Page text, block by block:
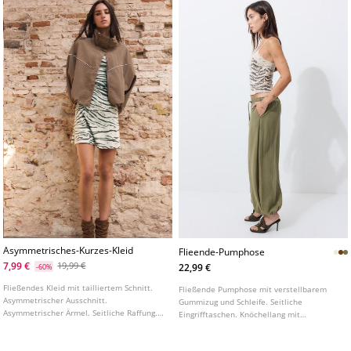
Asymmetrisches-Kurzes-Kleid
7,99 €
-60% 19,99 €
Fließendes Kleid mit tailliertem Schnitt.
Asymmetrischer Ausschnitt.
Asymmetrischer Ärmel. Seitliche Raffung.
Flieende-Pumphose
22,99 €
Fließende Pumphose mit verstellbarem
Gummizug und Schleife. Seitliche
Eingrifftaschen. Knöchellang mit